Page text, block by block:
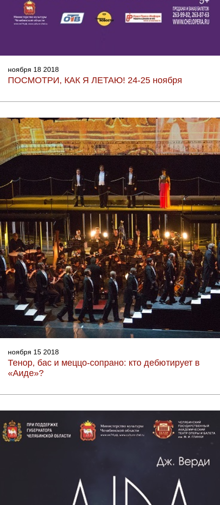
ноября 18 2018
ПОСМОТРИ, КАК Я ЛЕТАЮ! 24-25 ноября
ноября 15 2018
Тенор, бас и меццо-сопрано: кто дебютирует в
«Аиде»?